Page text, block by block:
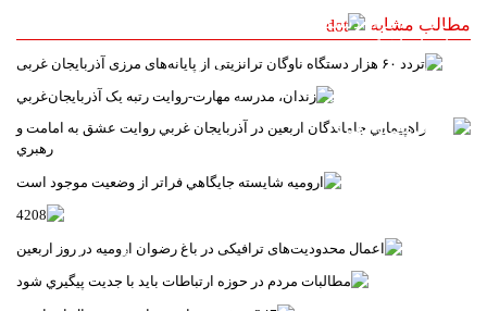
مطالب مشابهتردد ۶۰ هزار دستگاه ناوگان ترانزیتی از پایانه‌های مرزی
آذربایجان ‌غربی
زندان، مدرسه مهارت-روايت رتبه يک آذربايجان‌غربي
راهپيمايي جاماندگان اربعين در آذربايجان غربي روايت عشق
به امامت و رهبري
مطالبات مردم در حوزه ارتباطات بايد با جديت پيگيري شود